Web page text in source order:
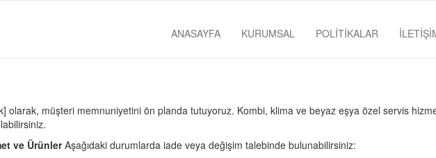
ANASAYFA KURUMSAL POLİTİKALAR
olarak, müşteri memnuniyetini ön planda tutuyoruz. Kombi, klima ve beyaz eşya özel servis
ve ÜrünlerAşağıdaki durumlarda iade veya değişim talebinde bulunabilirsiniz: